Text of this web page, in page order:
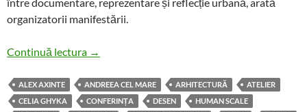
organizatorii manifestării.
Continuă lectura HUMAN SCALE în conferință și atelier
→
ALEX AXINTE ANDREEA CEL MARE ARHITECTURĂ
ATELIER
CELIA GHYKA
CONFERINȚA DESEN
HUMAN SCALE